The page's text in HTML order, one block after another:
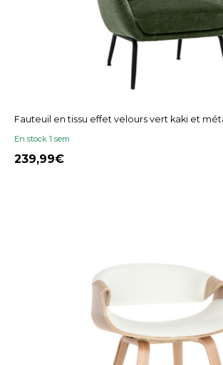
Fauteuil en tissu effet velours vert kaki et
En stock 1 sem
239,99